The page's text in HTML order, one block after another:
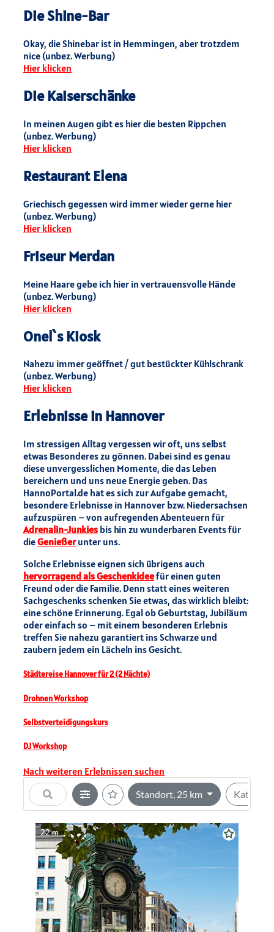
Die Shine-Bar
Okay, die Shinebar ist in Hemmingen, aber trotzdem
nice (unbez. Werbung)
Hier klicken
Die Kaiserschänke
In meinen Augen gibt es hier die besten Rippchen
(unbez. Werbung)
Hier klicken
Restaurant Elena
Griechisch gegessen wird immer wieder gerne hier
(unbez. Werbung)
Hier klicken
Friseur Merdan
Meine Haare gebe ich hier in vertrauensvolle Hände
(unbez. Werbung)
Hier klicken
Onel`s Kiosk
Nahezu immer geöffnet / gut bestückter Kühlschrank
(unbez. Werbung)
Hier klicken
Erlebnisse in Hannover
Im stressigen Alltag vergessen wir oft, uns selbst
etwas Besonderes zu gönnen. Dabei sind es genau
diese unvergesslichen Momente, die das Leben
bereichern und uns neue Energie geben. Das
HannoPortal.de hat es sich zur Aufgabe gemacht,
besondere Erlebnisse in Hannover bzw. Niedersachsen
aufzuspüren – von aufregenden Abenteuern für
Adrenalin-Junkies bis hin zu wunderbaren Events für
dieGenießerunter uns.
Solche Erlebnisse eignen sich übrigens auch
hervorragend als Geschenkideefür einen guten
Freund oder die Familie. Denn statt eines weiteren
Sachgeschenks schenken Sie etwas, das wirklich bleibt:
eine schöne Erinnerung. Egal ob Geburtstag, Jubiläum
oder einfach so – mit einem besonderen Erlebnis
treffen Sie nahezu garantiert ins Schwarze und
zaubern jedem ein Lächeln ins Gesicht.
Städtereise Hannover für 2 (2 Nächte)
Drohnen Workshop
Selbstverteidigungskurs
DJ Workshop
Nach weiteren Erlebnissen suchen